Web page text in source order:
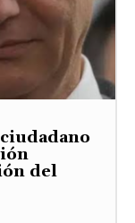
del